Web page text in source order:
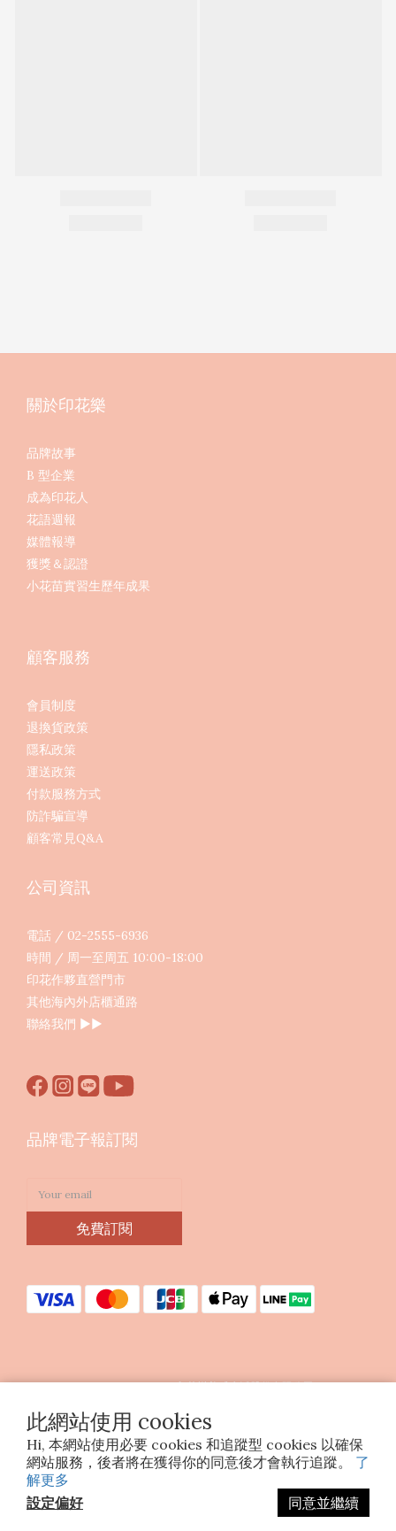
此網站使用 cookies
Hi, 本網站使用必要 cookies 和追蹤型 cookies 以確保
網站服務，後者將在獲得你的同意後才會執行追蹤。 了
解更多
設定偏好
同意並繼續
關於印花樂
品牌故事
B 型企業
成為印花人
花語週報
媒體報導
獲獎＆認證
小花苗實習生歷年成果
顧客服務
會員制度
退換貨政策
隱私政策
運送政策
付款服務方式
防詐騙宣導
顧客常見Q&A
公司資訊
電話 / 02-2555-6936
時間 / 周一至周五 10:00-18:00
印花作夥直營門市
其他海內外店櫃通路
聯絡我們 ▶︎▶︎
品牌電子報訂閱
免費訂閱
Copyright © 2023 印花樂美感生活股份有限公司